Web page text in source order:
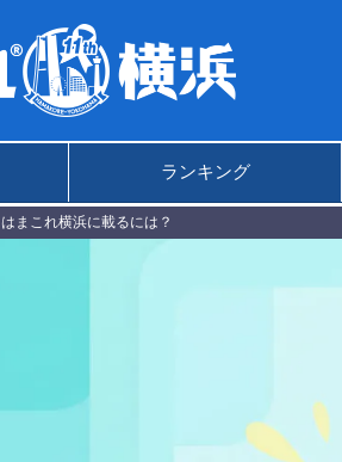
ランキング
はまこれ横浜に載るには？